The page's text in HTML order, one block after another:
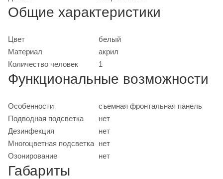
Общие характеристики
Цвет
белый
Материал
акрил
Количество человек
1
Функциональные возможности
Особенности
съемная фронтальная панель
Подводная подсветка
нет
Дезинфекция
нет
Многоцветная подсветка нет
Озонирование
нет
Габариты